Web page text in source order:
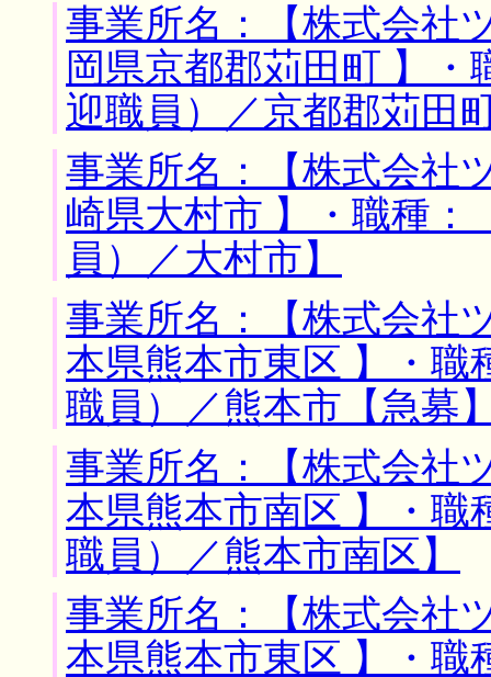
事業所名：【株式会
岡県京都郡苅田町 】
迎職員）／京都郡苅田
事業所名：【株式会
崎県大村市 】・職種
員）／大村市】
事業所名：【株式会
本県熊本市東区 】・
職員）／熊本市【急募
事業所名：【株式会
本県熊本市南区 】・
職員）／熊本市南区】
事業所名：【株式会
本県熊本市東区 】・